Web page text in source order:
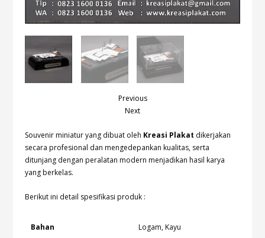
Previous
Next
Souvenir miniatur yang dibuat oleh Kreasi Plakat dikerjakan
secara profesional dan mengedepankan kualitas, serta
ditunjang dengan peralatan modern menjadikan hasil karya
yang berkelas.
Berikut ini detail spesifikasi produk :
Bahan Logam, Kayu